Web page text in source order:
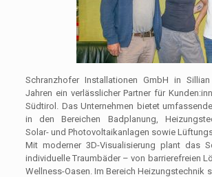
Schranzhofer Installationen GmbH in
Jahren ein verlässlicher Partner für
Südtirol. Das Unternehmen bietet
in den Bereichen Badplanung,
Solar- und Photovoltaikanlagen sowie
Mit moderner 3D-Visualisierung plant das
individuelle Traumbäder – von barrierefreien
Wellness-Oasen. Im Bereich Heizungstechnik